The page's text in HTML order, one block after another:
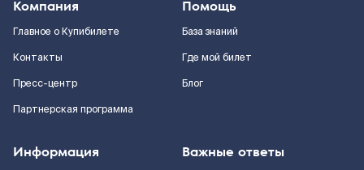
Компания
Главное о Купибилете
Контакты
Пресс-центр
Партнерская программа
Помощь
База знаний
Где мой билет
Блог
Информация Важные ответы